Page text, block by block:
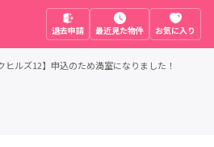
退去申請 最近見た物件 お気に入り
ヒルズ12】申込のため満室になりました！